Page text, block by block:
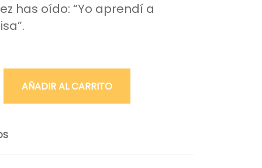
has oído: “Yo aprendí a
AÑADIR AL CARRITO